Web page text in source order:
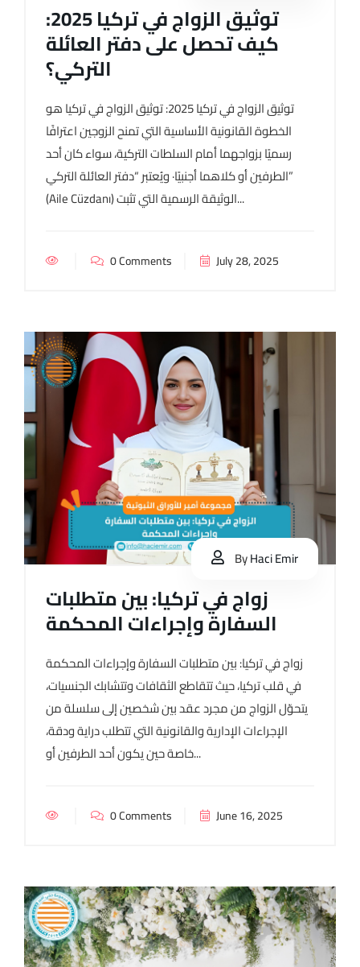
توثيق الزواج في تركيا 2025:
كيف تحصل على دفتر العائلة
التركي؟
توثيق الزواج في تركيا 2025: توثيق الزواج في تركيا هو
الخطوة القانونية الأساسية التي تمنح الزوجين اعترافًا
رسميًا بزواجهما أمام السلطات التركية، سواء كان أحد
الطرفين أو كلاهما أجنبيًا· ويُعتبر “دفتر العائلة التركي”
(Aile Cüzdanı) الوثيقة الرسمية التي تثبت...
0 Comments July 28, 2025
ByHaci Emir
زواج في تركيا: بين متطلبات
السفارة وإجراءات المحكمة
زواج في تركيا: بين متطلبات السفارة وإجراءات المحكمة
في قلب تركيا، حيث تتقاطع الثقافات وتتشابك الجنسيات،
يتحوّل الزواج من مجرد عقد بين شخصين إلى سلسلة من
الإجراءات الإدارية والقانونية التي تتطلب دراية ودقة،
خاصة حين يكون أحد الطرفين أو...
0 Comments June 16, 2025